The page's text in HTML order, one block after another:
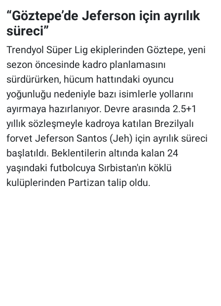
“Göztepe’de Jeferson için ayrılık
süreci”
Trendyol Süper Lig ekiplerinden Göztepe, yeni
sezon öncesinde kadro planlamasını
sürdürürken, hücum hattındaki oyuncu
yoğunluğu nedeniyle bazı isimlerle yollarını
ayırmaya hazırlanıyor. Devre arasında 2.5+1
yıllık sözleşmeyle kadroya katılan Brezilyalı
forvet Jeferson Santos (Jeh) için ayrılık süreci
başlatıldı. Beklentilerin altında kalan 24
yaşındaki futbolcuya Sırbistan'ın köklü
kulüplerinden Partizan talip oldu.